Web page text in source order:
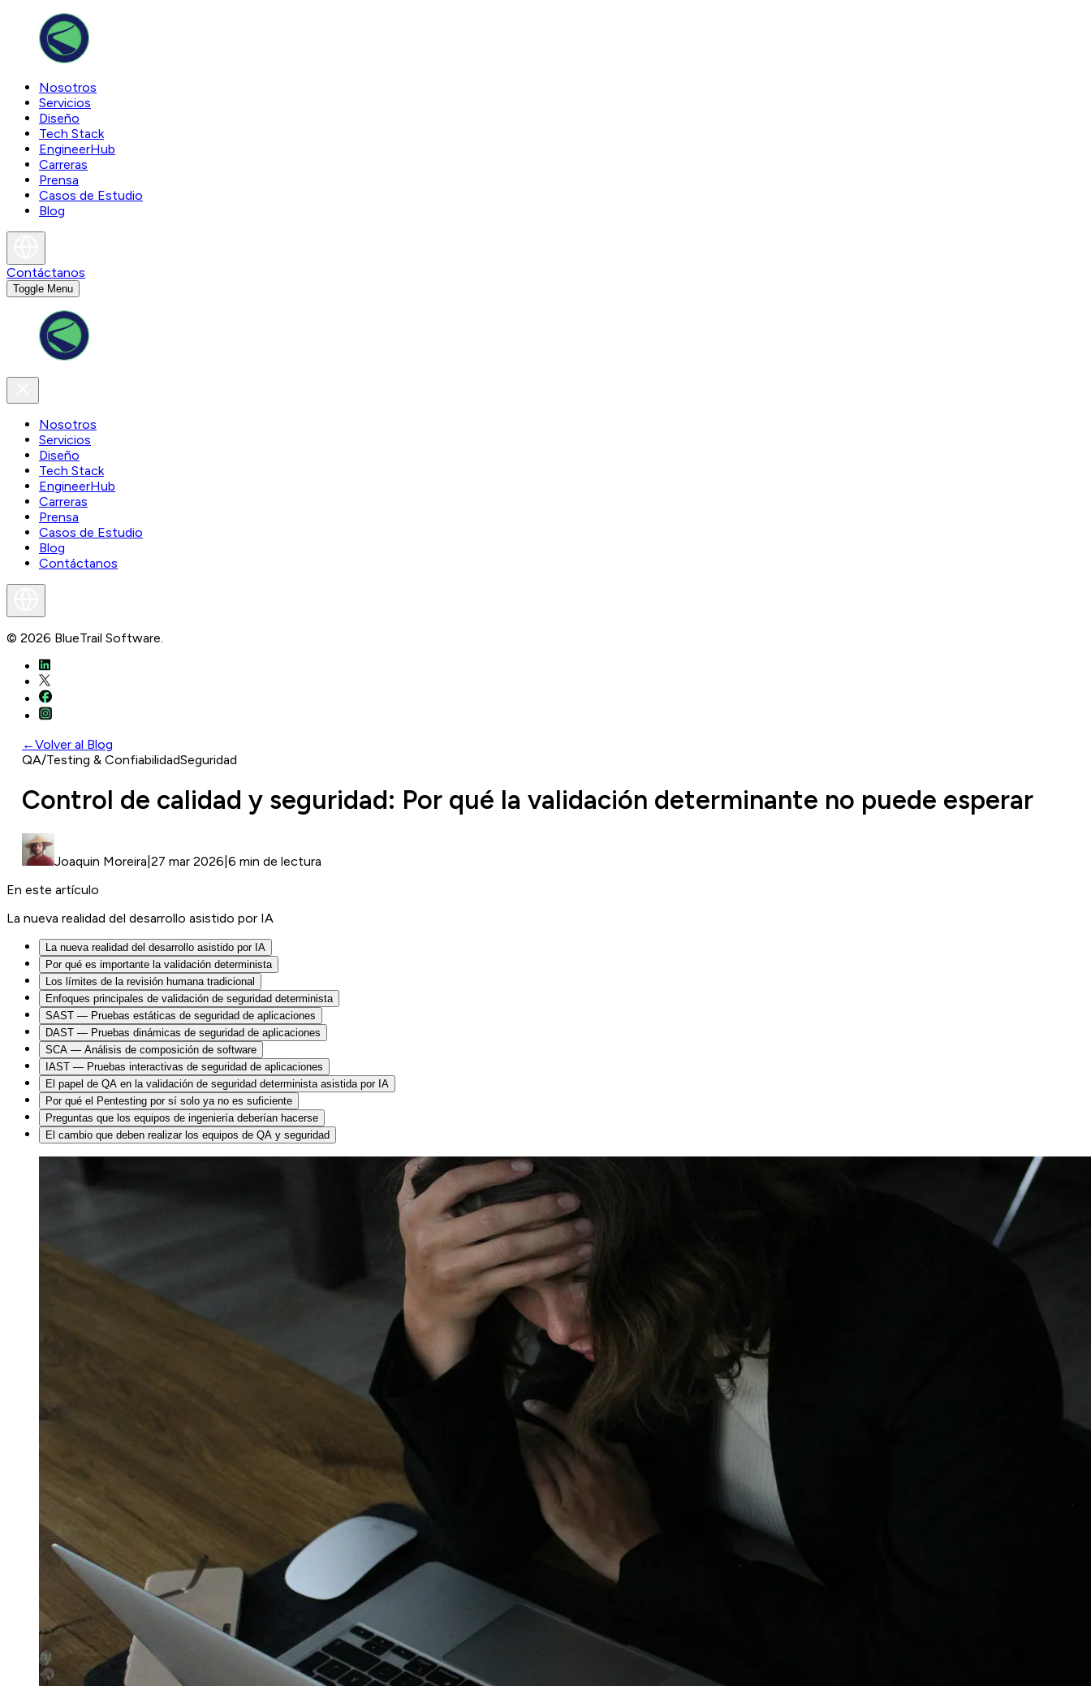
Nosotros
Servicios
Diseño
Tech Stack
EngineerHub
Carreras
Prensa
Casos de Estudio
Blog
Contáctanos
Toggle Menu
Nosotros
Servicios
Diseño
Tech Stack
EngineerHub
Carreras
Prensa
Casos de Estudio
Blog
Contáctanos
© 2026 BlueTrail Software.
←Volver al Blog
QA/Testing & ConfiabilidadSeguridad
Control de calidad y seguridad: Por qué la validación determinante no puede esperar
Joaquin Moreira 27 mar 2026 6 min de lectura
En este artículo
La nueva realidad del desarrollo asistido por IA
La nueva realidad del desarrollo asistido por IA
Por qué es importante la validación determinista
Los límites de la revisión humana tradicional
Enfoques principales de validación de seguridad determinista
SAST — Pruebas estáticas de seguridad de aplicaciones
DAST — Pruebas dinámicas de seguridad de aplicaciones
SCA — Análisis de composición de software
IAST — Pruebas interactivas de seguridad de aplicaciones
El papel de QA en la validación de seguridad determinista asistida por IA
Por qué el Pentesting por sí solo ya no es suficiente
Preguntas que los equipos de ingeniería deberían hacerse
El cambio que deben realizar los equipos de QA y seguridad